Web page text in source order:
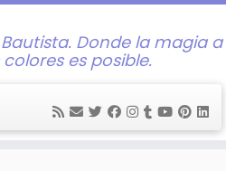
Donde la magia a
es posible.